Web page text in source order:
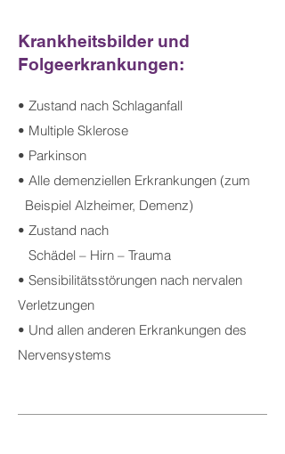
Krankheitsbilder und
Folgeerkrankungen:
• Zustand nach Schlaganfall
• Multiple Sklerose
• Parkinson
• Alle demenziellen Erkrankungen (zum
Beispiel Alzheimer, Demenz)
• Zustand nach
Schädel – Hirn – Trauma
• Sensibilitätsstörungen nach nervalen
Verletzungen
• Und allen anderen Erkrankungen des
Nervensystems